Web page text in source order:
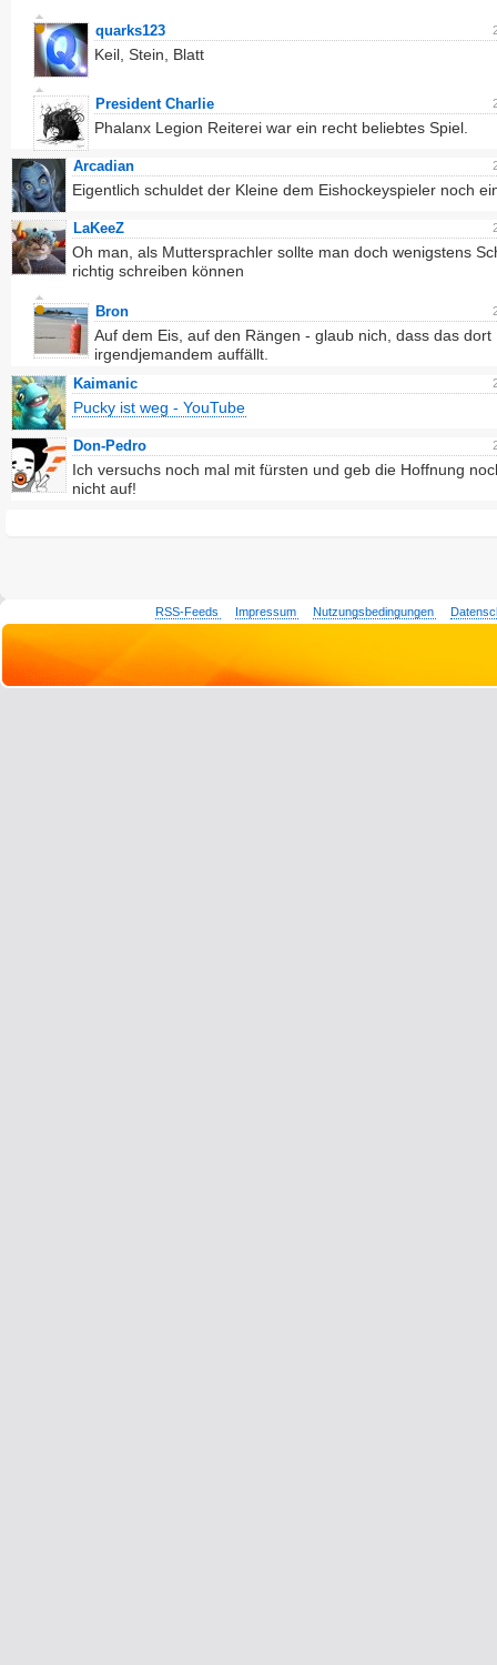
quarks123
Keil, Stein, Blatt
President Charlie
Phalanx Legion Reiterei war ein recht beliebtes Spiel.
Arcadian
Eigentlich schuldet der Kleine dem Eishockeyspieler noch
LaKeeZ
Oh man, als Muttersprachler sollte man doch wenigstens
richtig schreiben können
Bron
Auf dem Eis, auf den Rängen - glaub nich, dass das dort
irgendjemandem auffällt.
Kaimanic
Pucky ist weg - YouTube
Don-Pedro
Ich versuchs noch mal mit fürsten und geb die Hoffnung
nicht auf!
RSS-Feeds Impressum Nutzungsbedingungen